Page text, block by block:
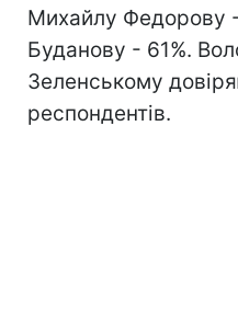
Михайлу Федорову
Буданову - 61%.
Зеленському
респондентів.